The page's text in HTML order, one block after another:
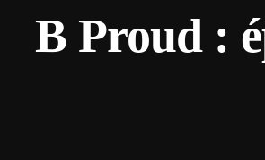
B Proud :